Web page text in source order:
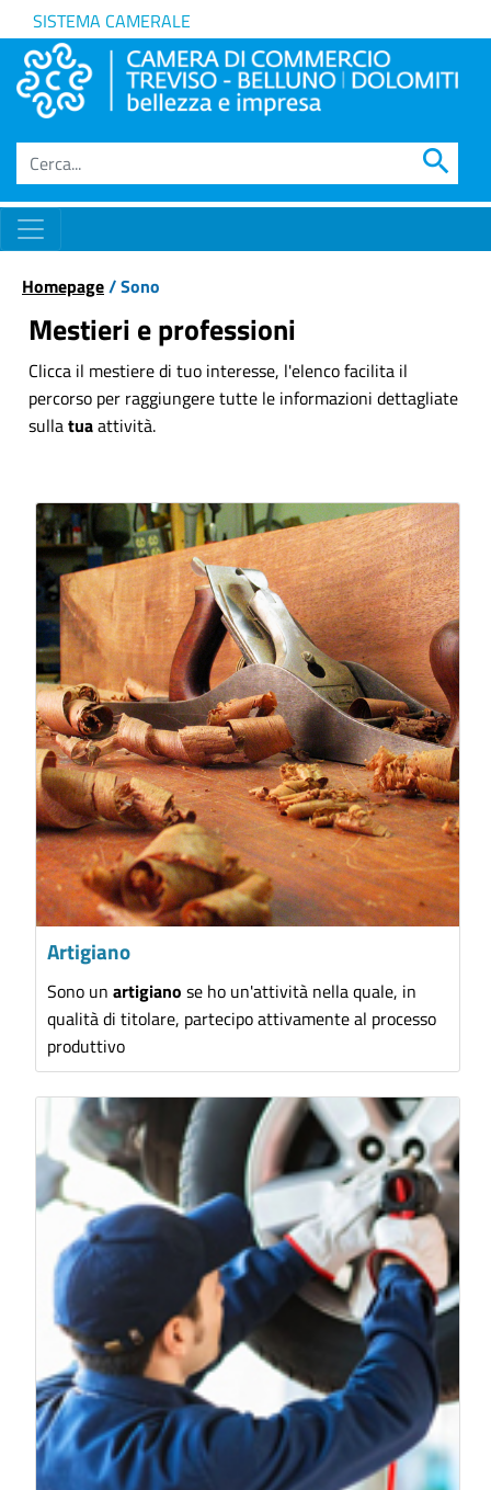
SISTEMA CAMERALE
search
Homepage/ Sono
Mestieri e professioni
Clicca il mestiere di tuo interesse, l'elenco facilita il
percorso per raggiungere tutte le informazioni dettagliate
sullatuaattività.
Artigiano
Sono un artigiano se ho un'attività nella quale, in
qualità di titolare, partecipo attivamente al processo
produttivo